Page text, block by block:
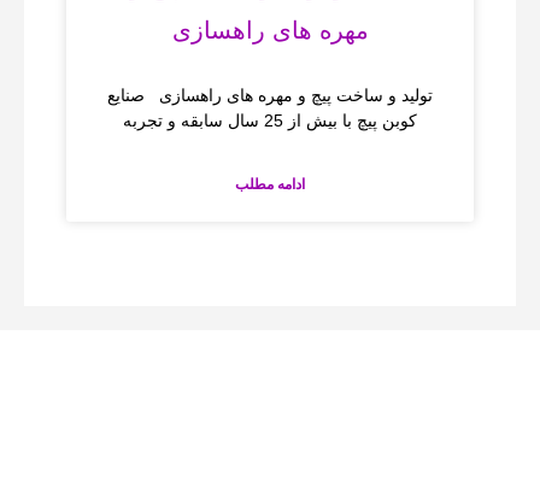
مهره های راهسازی
تولید و ساخت پیچ و مهره های راهسازی صنایع
کوبن پیچ با بیش از 25 سال سابقه و تجربه
ادامه مطلب